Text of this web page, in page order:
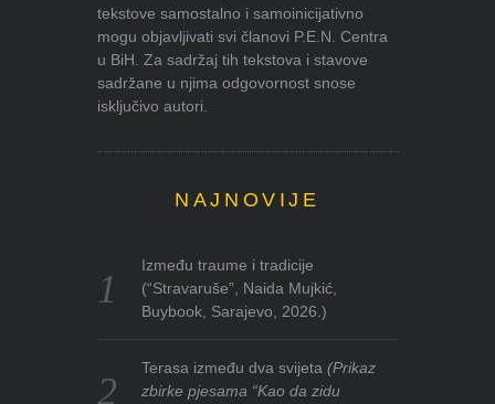
tekstove samostalno i samoinicijativno
mogu objavljivati svi članovi P.E.N. Centra
u BiH. Za sadržaj tih tekstova i stavove
sadržane u njima odgovornost snose
isključivo autori.
NAJNOVIJE
Između traume i tradicije
(“Stravaruše”, Naida Mujkić,
Buybook, Sarajevo, 2026.)
Terasa između dva svijeta(Prikaz
zbirke pjesama “Kao da zidu